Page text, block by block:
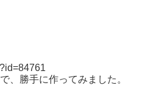
、勝手に作ってみました。